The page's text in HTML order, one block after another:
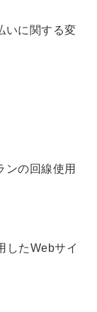
いに関する変
ンの回線使用
したWebサイ